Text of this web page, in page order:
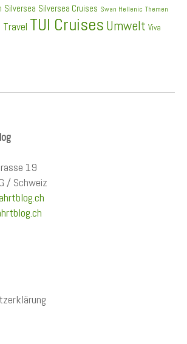
Silversea Silversea Cruises Swan Hellenic Themen
Travel TUI Cruises Umwelt Viva
19
/ Schweiz